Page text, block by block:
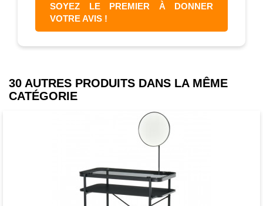
SOYEZ LE PREMIER À DONNER
VOTRE AVIS !
30 AUTRES PRODUITS DANS LA MÊME
CATÉGORIE